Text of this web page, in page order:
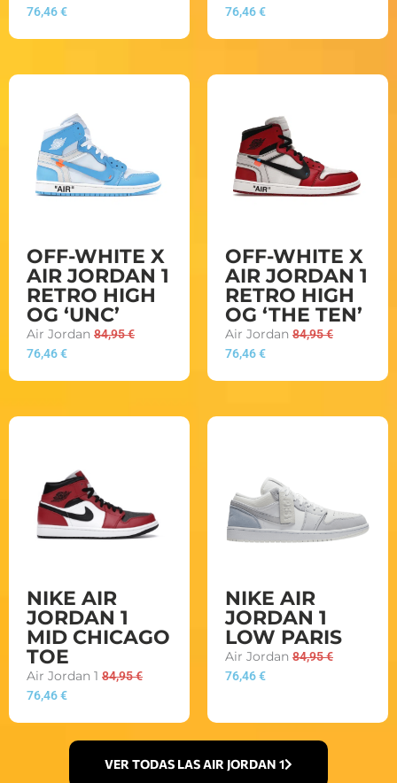
76,46€ 76,46€
OFF-WHITE X
AIR JORDAN 1
RETRO HIGH
OG ‘UNC’
Air Jordan 84,95€
76,46€
OFF-WHITE X
AIR JORDAN 1
RETRO HIGH
OG ‘THE TEN’
Air Jordan 84,95€
76,46€
NIKE AIR
JORDAN 1
MID CHICAGO
TOE
Air Jordan 1 84,95€
76,46€
NIKE AIR
JORDAN 1
LOW PARIS
Air Jordan 84,95€
76,46€
VER TODAS LAS AIR JORDAN 1